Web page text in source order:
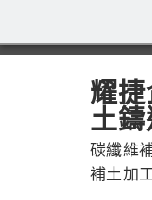
耀
土
碳纖維
補土加